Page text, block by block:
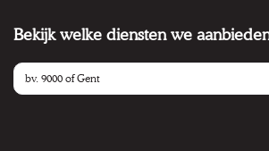
Bekijk welke diensten we